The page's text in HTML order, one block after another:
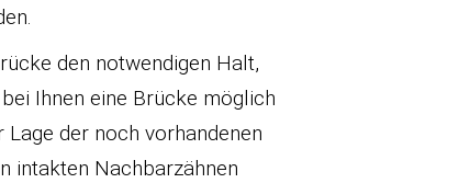
den notwendigen Halt,
Ihnen eine Brücke möglich
der noch vorhandenen
intakten Nachbarzähnen